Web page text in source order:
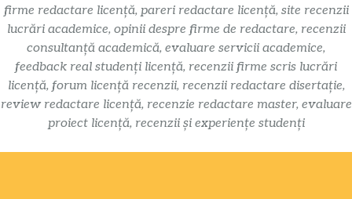
firme redactare licență, pareri redactare licență, site recenzii
lucrări academice, opinii despre firme de redactare, recenzii
consultanță academică, evaluare servicii academice,
feedback real studenți licență, recenzii firme scris lucrări
licență, forum licență recenzii, recenzii redactare disertație,
review redactare licență, recenzie redactare master, evaluare
proiect licență, recenzii și experiențe studenți